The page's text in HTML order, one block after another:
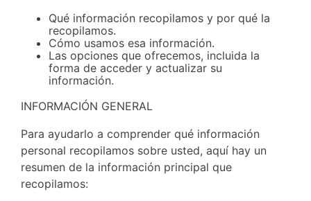
Qué información recopilamos y por qué la
recopilamos.
Cómo usamos esa información.
Las opciones que ofrecemos, incluida la
forma de acceder y actualizar su
información.
INFORMACIÓN GENERAL
Para ayudarlo a comprender qué información
personal recopilamos sobre usted, aquí hay un
resumen de la información principal que
recopilamos: